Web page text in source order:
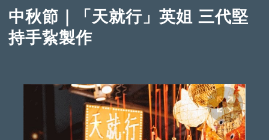
中秋節｜「天就行」英姐 三代堅
持手紥製作